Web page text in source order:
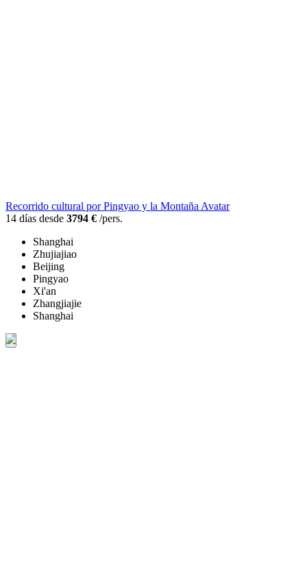
Recorrido cultural por Pingyao y la Montaña Avatar
14 días desde 3794 € /pers.
Shanghai
Zhujiajiao
Beijing
Pingyao
Xi'an
Zhangjiajie
Shanghai